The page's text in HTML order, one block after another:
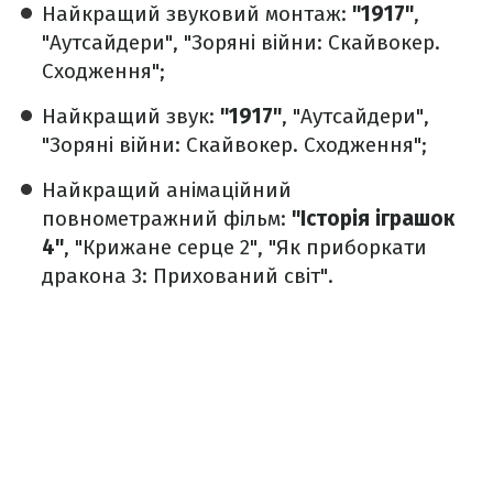
Найкращий звуковий монтаж: "1917",
"Аутсайдери", "Зоряні війни: Скайвокер.
Сходження";
Найкращий звук: "1917", "Аутсайдери",
"Зоряні війни: Скайвокер. Сходження";
Найкращий анімаційний
повнометражний фільм: "Історія іграшок
4", "Крижане серце 2", "Як приборкати
дракона 3: Прихований світ".